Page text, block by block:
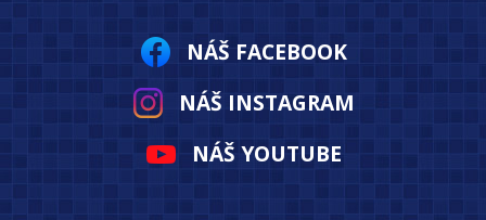
NÁŠ FACEBOOK
NÁŠ INSTAGRAM
NÁŠ YOUTUBE